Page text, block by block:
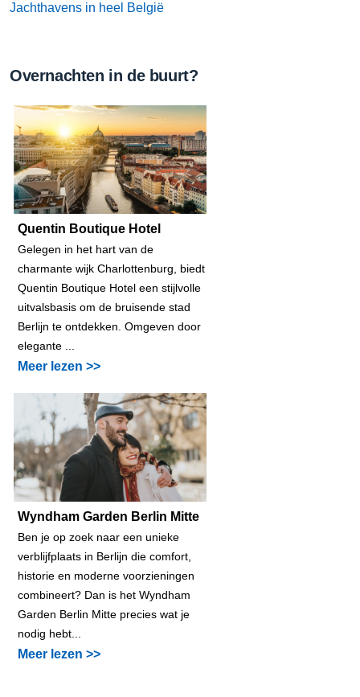
Jachthavens in heel België
Overnachten in de buurt?
Quentin Boutique Hotel
Gelegen in het hart van de
charmante wijk Charlottenburg, biedt
Quentin Boutique Hotel een stijlvolle
uitvalsbasis om de bruisende stad
Berlijn te ontdekken. Omgeven door
elegante ...
Meer lezen >>
Wyndham Garden Berlin Mitte
Ben je op zoek naar een unieke
verblijfplaats in Berlijn die comfort,
historie en moderne voorzieningen
combineert? Dan is het Wyndham
Garden Berlin Mitte precies wat je
nodig hebt...
Meer lezen >>